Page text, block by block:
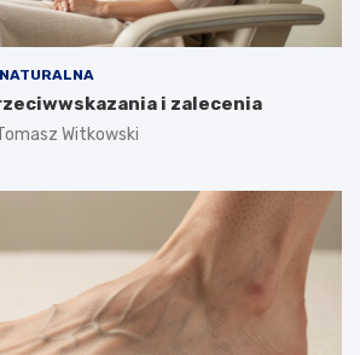
i zalecenia
Witkowski